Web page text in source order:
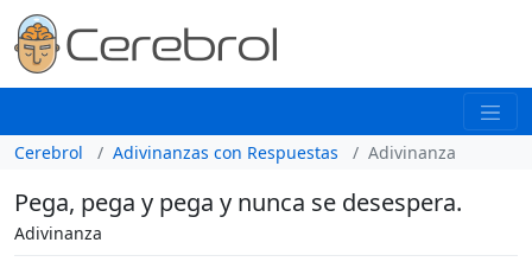
Cerebrol Adivinanzas con Respuestas Adivinanza
Pega, pega y pega y nunca se desespera.
Adivinanza